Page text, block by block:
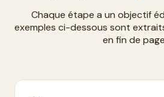
Chaque étape a un objectif
exemples ci-dessous sont
en fin de